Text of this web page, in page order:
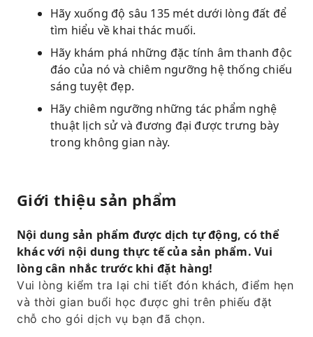
Hãy xuống độ sâu 135 mét dưới lòng đất để
tìm hiểu về khai thác muối.
Hãy khám phá những đặc tính âm thanh độc
đáo của nó và chiêm ngưỡng hệ thống chiếu
sáng tuyệt đẹp.
Hãy chiêm ngưỡng những tác phẩm nghệ
thuật lịch sử và đương đại được trưng bày
trong không gian này.
Giới thiệu sản phẩm
Nội dung sản phẩm được dịch tự động, có thể
khác với nội dung thực tế của sản phẩm. Vui
lòng cân nhắc trước khi đặt hàng!
Vui lòng kiểm tra lại chi tiết đón khách, điểm hẹn
và thời gian buổi học được ghi trên phiếu đặt
chỗ cho gói dịch vụ bạn đã chọn.